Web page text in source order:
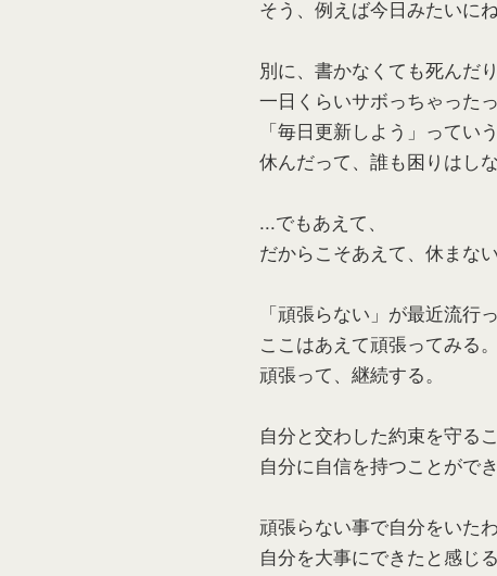
そう、例えば今日みたいに
別に、書かなくても死んだ
一日くらいサボっちゃった
「毎日更新しよう」ってい
休んだって、誰も困りはしな
...でもあえて、
だからこそあえて、休まない
「頑張らない」が最近流行
ここはあえて頑張ってみる。
頑張って、継続する。
自分と交わした約束を守るこ
自分に自信を持つことがで
頑張らない事で自分をいた
自分を大事にできたと感じる